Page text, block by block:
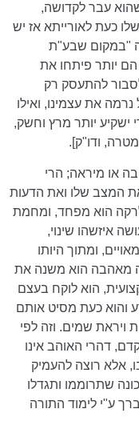
עבר לקדושה,
כעת לאורייתא אז יש
"במקום שבע"ת
הם יותר פיתחו את
להתעסק רק
את עצמינו, ואילו
יותר מרץ וחשק,
ודו"ק].
או מיראה; הרי
המצב שלו ואת הדעות
הוא מפחד, ומחמת
איזשהו שינוי,
ומתוך היותו
מאהבה הוא משנה את
הוא לוקח בעצם
והוא כעת מסיט אותם
ויראת שמים. וזה לפי
דהרי האוהב אינו
אלא רוצה להעמיק
שתרוממו ותגדלו
ע"י לימוד התורה